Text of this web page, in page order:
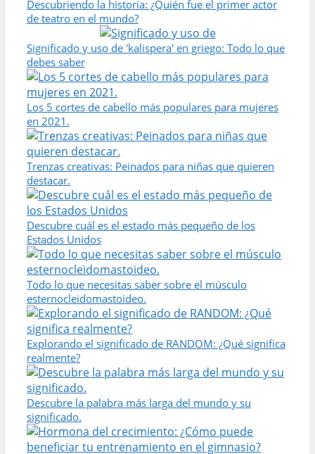
Descubriendo la historia: ¿Quién fue el primer actor
de teatro en el mundo?
Significado y uso de 'kalispera' en griego: Todo lo que
debes saber
Los 5 cortes de cabello más populares para mujeres
en 2021.
Trenzas creativas: Peinados para niñas que quieren
destacar.
Descubre cuál es el estado más pequeño de los
Estados Unidos
Todo lo que necesitas saber sobre el músculo
esternocleidomastoideo.
Explorando el significado de RANDOM: ¿Qué significa
realmente?
Descubre la palabra más larga del mundo y su
significado.